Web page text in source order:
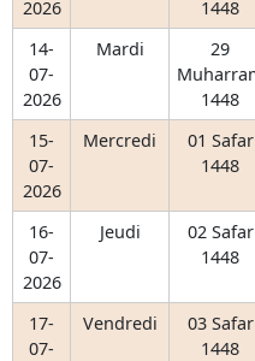
2026
1448
14-
07-
2026
Mardi
29
1448
15-
07-
2026
Mercredi
01 Safar
1448
16-
07-
2026
Jeudi
02 Safar
1448
17-
07-
Vendredi
03 Safar
1448